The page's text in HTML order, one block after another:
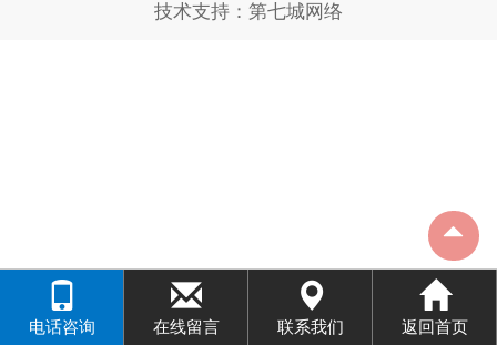
技术支持： 第七城网络
电话咨询 在线留言 联系我们 返回首页